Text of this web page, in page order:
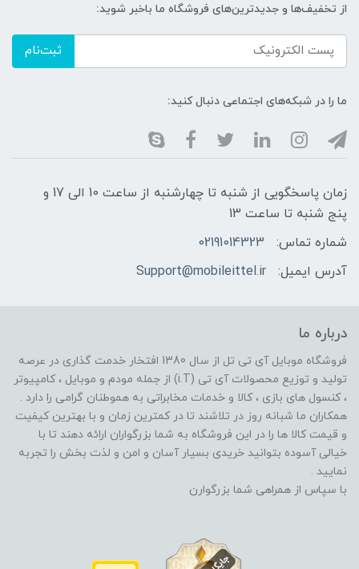
از تخفیف‌ها و جدیدترین‌های فروشگاه ما باخبر شوید:
ثبت‌نام
ما را در شبکه‌های اجتماعی دنبال کنید:
زمان پاسخگویی از شنبه تا چهارشنبه از ساعت 10 الی 17 و
پنج شنبه تا ساعت 13
شماره تماس:
02191014323
آدرس ایمیل:
Support@mobileittel.ir
درباره ما
فروشگاه موبایل آی تی تل از سال 1380 افتخار خدمت گذاری در عرصه
تولید و توزیع محصولات آی تی (i.T) از جمله مودم و موبایل ، کامپیوتر
، کنسول های بازی ، کالا و خدمات مخابراتی به هموطنان گرامی را دارد .
همکاران ما شبانه روز در تلاشند تا در کمترین زمان و با بهترین کیفیت
و قیمت کالا ها را در این فروشگاه به شما بزرگواران ارائه دهند تا با
خیالی آسوده بتوانید خریدی بسیار آسان و امن و لذت بخش را تجربه
نمایید .
با سپاس از همراهی شما بزرگوارن